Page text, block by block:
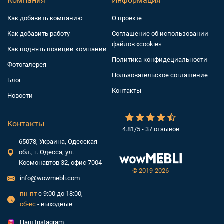
© 2019-2026
4.81/5 - 37 отзывов
Как добавить компанию
Как добавить работу
Как поднять позиции компании
Фотогалерея
Блог
Новости
О проекте
Соглашение об использовании
файлов «cookie»
Политика конфидециальности
Пользовательское соглашение
Контакты
Контакты
65078, Украина, Одесская
обл., г. Одесса, ул.
Космонавтов 32, офис 7004
info@wowmebli.com
пн-пт с 9:00 до 18:00,
сб-вс - выходные
Наш Instagram